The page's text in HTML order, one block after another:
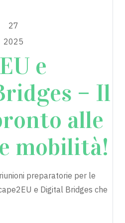
27
2025
e
– Il
alle
mobilità!
preparatorie per le
e Digital Bridges che